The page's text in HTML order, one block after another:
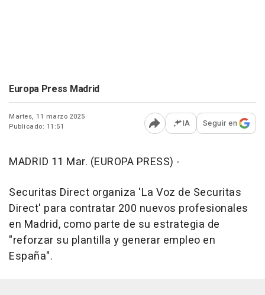
Europa Press Madrid
Martes, 11 marzo 2025
Publicado: 11:51
Abrir opciones para
IA Seguir en
MADRID 11 Mar. (EUROPA PRESS) -
Securitas Direct organiza 'La Voz de Securitas
Direct' para contratar 200 nuevos profesionales
en Madrid, como parte de su estrategia de
"reforzar su plantilla y generar empleo en
España".